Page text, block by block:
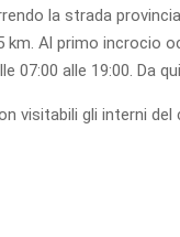
la strada
km. Al primo incrocio
07:00 alle 19:00. Da
visitabili gli interni